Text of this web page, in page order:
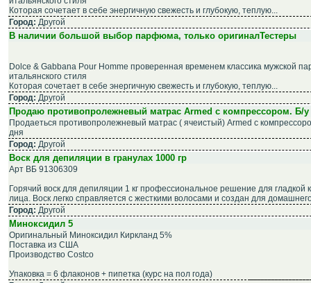
Которая сочетает в себе энергичную свежесть и глубокую, теплую...
Город: Другой
В наличии большой выбор парфюма, только оригиналТестеры
Dolce & Gabbana Pour Homme проверенная временем классика мужской
итальянского стиля
Которая сочетает в себе энергичную свежесть и глубокую, теплую...
Город: Другой
Продаю противопролежневый матрас Armed c компрессором. Б/у
Продаеться противопролежневый матрас ( ячеистый) Armed с
дня
Город: Другой
Воск для депиляции в гранулах 1000 гр
Арт ВБ 91306309
Горячий воск для депиляции 1 кг профессиональное решение для
лица. Воск легко справляется с жесткими волосами и создан для
Город: Другой
Миноксидил 5
Оригинальный Миноксидил Киркланд 5%
Поставка из США
Производство Costco
Упаковка = 6 флаконов + пипетка (курс на пол года)